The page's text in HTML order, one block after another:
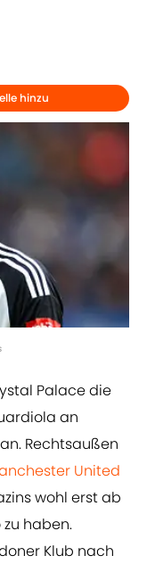
hinzu
Palace die
an
Rechtsaußen
United
wohl erst ab
zu haben.
Klub nach